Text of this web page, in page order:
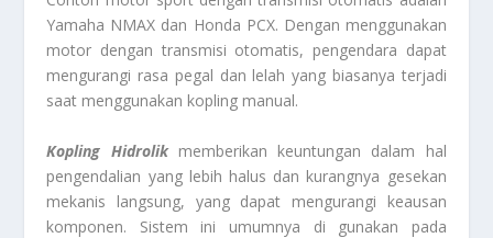
Yamaha NMAX dan Honda PCX. Dengan menggunakan
motor dengan transmisi otomatis, pengendara dapat
mengurangi rasa pegal dan lelah yang biasanya terjadi
saat menggunakan kopling manual.
Kopling Hidrolikmemberikan keuntungan dalam hal
pengendalian yang lebih halus dan kurangnya gesekan
mekanis langsung, yang dapat mengurangi keausan
komponen. Sistem ini umumnya di gunakan pada